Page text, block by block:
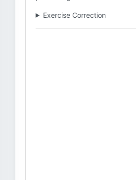
Exercise Correction